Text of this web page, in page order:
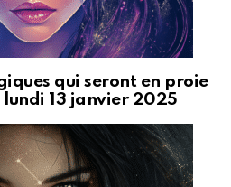
qui seront en proie
13 janvier 2025